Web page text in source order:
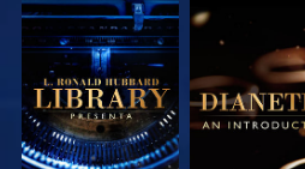
EXPLORA LAS
SERIES
EXPLORA LAS
SERIES